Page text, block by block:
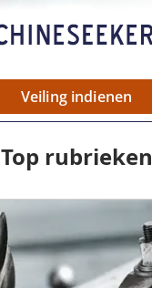
Veiling indienen
Top rubrieken